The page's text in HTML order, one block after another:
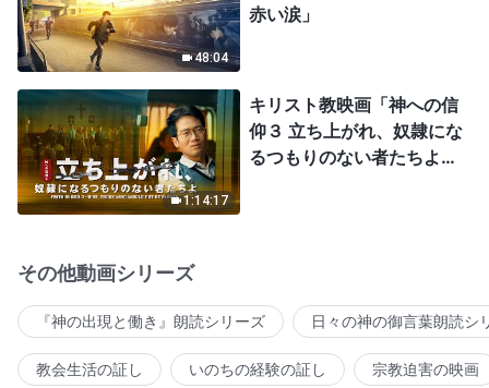
48:04
赤い涙」
1:14:17
キリスト教映画「神への信
仰３ 立ち上がれ、奴隷にな
るつもりのない者たちよ」
その他動画シリーズ
『神の出現と働き』朗読シリーズ 日々の神の御言葉朗読シ
教会生活の証し いのちの経験の証し 宗教迫害の映画